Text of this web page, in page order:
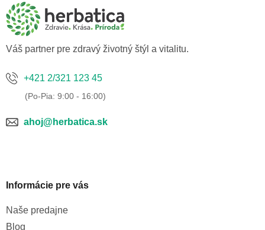
Váš partner pre zdravý životný štýl a vitalitu.
+421 2/321 123 45
ahoj@herbatica.sk
Informácie pre vás
Naše predajne
Blog